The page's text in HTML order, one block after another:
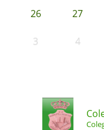
26 27
3 4